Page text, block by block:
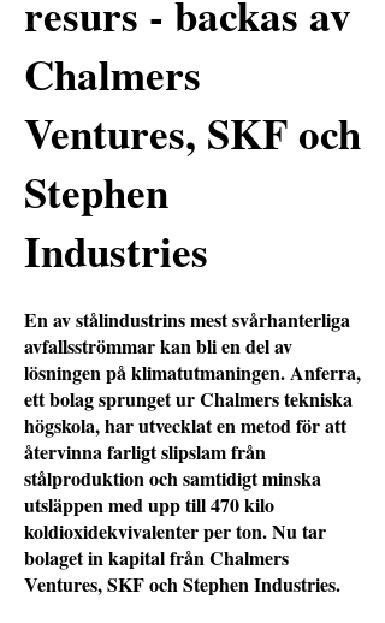
resurs - backas av
Chalmers
Ventures, SKF och
Stephen
Industries
En av stålindustrins mest svårhanterliga
avfallsströmmar kan bli en del av
lösningen på klimatutmaningen. Anferra,
ett bolag sprunget ur Chalmers tekniska
högskola, har utvecklat en metod för att
återvinna farligt slipslam från
stålproduktion och samtidigt minska
utsläppen med upp till 470 kilo
koldioxidekvivalenter per ton. Nu tar
bolaget in kapital från Chalmers
Ventures, SKF och Stephen Industries.